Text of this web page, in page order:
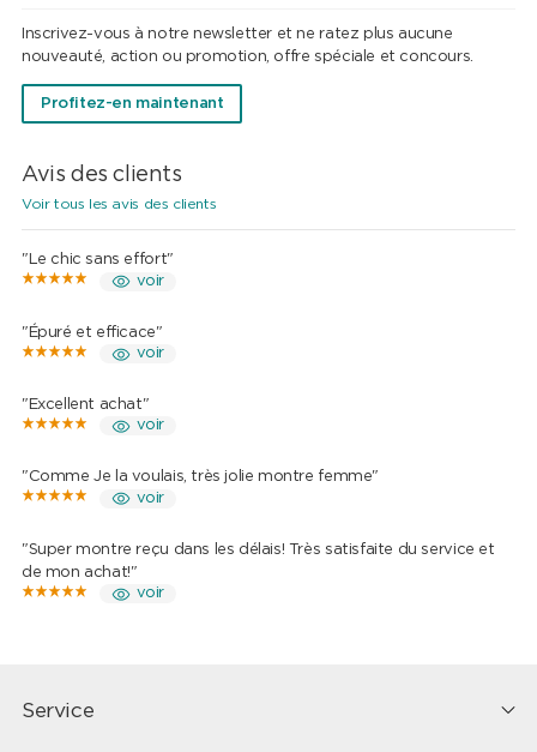
Inscrivez-vous à notre newsletter et ne ratez plus aucune
nouveauté, action ou promotion, offre spéciale et concours.
Profitez-en maintenant
Avis des clients
Voir tous les avis des clients
"Le chic sans effort"
voir
"Épuré et efficace"
voir
"Excellent achat"
voir
"Comme Je la voulais, très jolie montre femme"
voir
"Super montre reçu dans les délais! Très satisfaite du service et
de mon achat!"
voir
Service